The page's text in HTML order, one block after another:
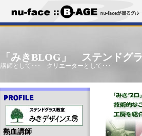
「みきBLOG」 ステンドグ
講師として･･･ クリエーターとして･･･
熱血講師